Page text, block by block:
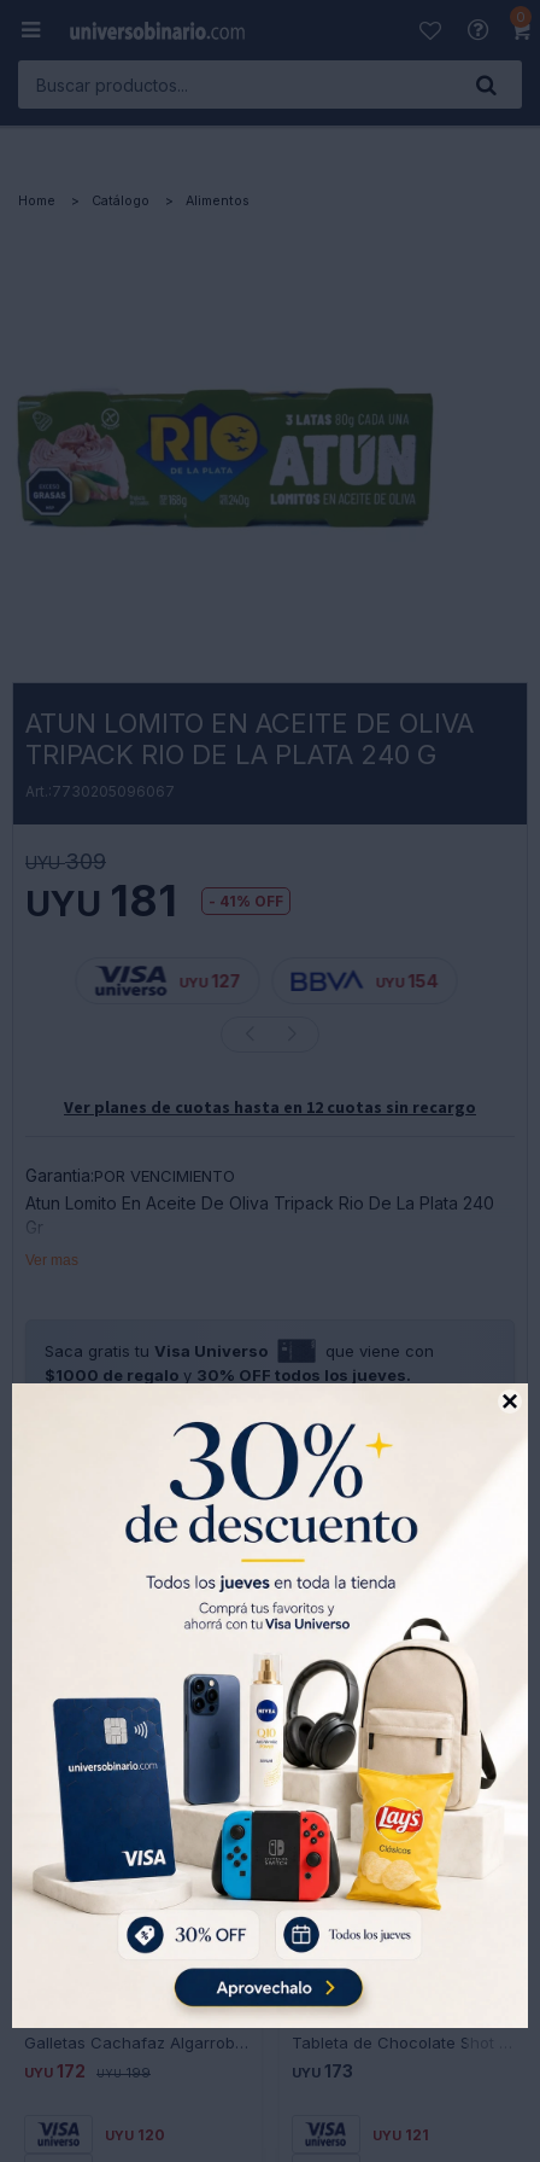

0

Home Catálogo Alimentos
ATUN LOMITO EN ACEITE DE OLIVA
TRIPACK RIO DE LA PLATA 240 G
7730205096067
UYU 181
UYU 309
41
UYU 127 UYU 154
Ver planes de cuotas hasta en 12 cuotas sin recargo
Garantia:POR VENCIMIENTO
Atun Lomito En Aceite De Oliva Tripack Rio De La Plata 240
Gr
Ver mas
Saca gratis tu Visa Universo
que viene con
$1000 de regalo y 30% OFF todos los jueves.
 
Métodos y costos de envíos
Productos que te pueden interesar
Galletas Cachafaz Algarroba 100% Integral
UYU 172 UYU 199
UYU 120
UYU 173
UYU 121